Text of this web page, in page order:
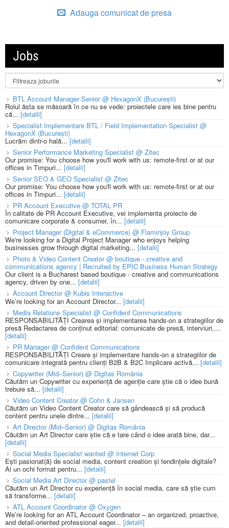
Adauga comunicat de presa
Jobs
BTL Account Manager Senior @ HexagonX (București)
Rolul ăsta se măsoară în ce nu se vede: proiectele care ies bine pentru
că... [detalii]
Specialist Implementare BTL / Field Implementation Specialist @
HexagonX (București)
Lucrăm dintr-o hală...[detalii]
Senior Performance Marketing Specialist @ Zitec
Our promise: You choose how you'll work with us: remote-first or at our
offices in Timpuri... [detalii]
Senior SEO & GEO Specialist @ Zitec
Our promise: You choose how you'll work with us: remote-first or at our
offices in Timpuri... [detalii]
PR Account Executive @ TOTAL PR
În calitate de PR Account Executive, vei implementa proiecte de
comunicare corporate & consumer, în... [detalii]
Project Manager (Digital & eCommerce) @ Flaminjoy Group
We're looking for a Digital Project Manager who enjoys helping
businesses grow through digital marketing... [detalii]
Photo & Video Content Creator @ boutique - creative and
communications agency | Recruited by EPIC Business Human Strategy
Our client is a Bucharest based boutique - creative and communications
agency, driven by one... [detalii]
Account Director @ Kubis Interactive
We’re looking for an Account Director... [detalii]
Media Relations Specialist @ Confident Communications
RESPONSABILITĂȚI Crearea și implementarea hands-on a strategiilor de
presă Redactarea de conținut editorial: comunicate de presă, interviuri,...
[detalii]
PR Manager @ Confident Communications
RESPONSABILITĂȚI Creare și implementare hands-on a strategiilor de
comunicare integrată pentru clienți B2B & B2C Implicare activă... [detalii]
Copywriter (Mid–Senior) @ Digitas România
Căutăm un Copywriter cu experiență de agenție care știe că o idee bună
trebuie să... [detalii]
Video Content Creator @ Cohn & Jansen
Căutăm un Video Content Creator care să gândească și să producă
content pentru unele dintre... [detalii]
Art Director (Mid–Senior) @ Digitas România
Căutăm un Art Director care știe că e tare când o idee arată bine, dar...
[detalii]
Social Media Specialist wanted @ Internet Corp
Ești pasionat(ă) de social media, content creation și tendințele digitale?
Ai un ochi format pentru... [detalii]
Social Media Art Director @ pastel
Căutăm un Art Director cu experiență în social media, care să știe cum
să transforme... [detalii]
ATL Account Coordinator @ Oxygen
We’re looking for an ATL Account Coordinator – an organized, proactive,
and detail-oriented professional eager... [detalii]